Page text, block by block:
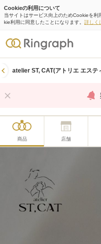
Cookieの利用について
当サイトはサービス向上のためCookieを
kie利用に同意したことになります。 詳しく
atelier ST, CAT(アトリエ エステ
商品 店舗